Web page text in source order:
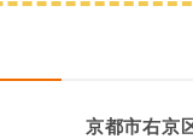
京都市右京